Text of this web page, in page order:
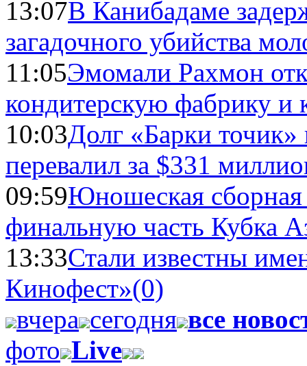
13:07В Канибадаме
загадочного убийства
11:05Эмомали Рахмон
кондитерскую фабрику и
10:03Долг «Барки
перевалил за $331
09:59Юношеская
финальную часть Кубка
13:33Стали известны
Кинофест»(0)
вчера сегодня все
фото Live